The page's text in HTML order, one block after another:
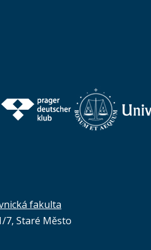
fakulta
7, Staré Město